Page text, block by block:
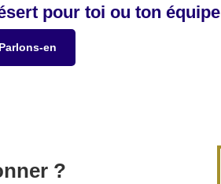
pour toi ou ton
en
?